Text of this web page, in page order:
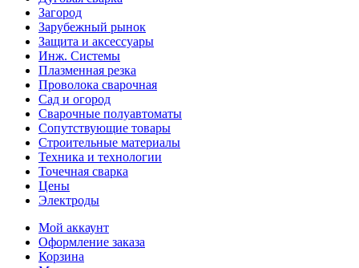
Загород
Зарубежный рынок
Защита и аксессуары
Инж. Системы
Плазменная резка
Проволока сварочная
Сад и огород
Сварочные полуавтоматы
Сопутствующие товары
Строительные материалы
Техника и технологии
Точечная сварка
Цены
Электроды
Мой аккаунт
Оформление заказа
Корзина